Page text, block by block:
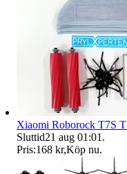
Xiaomi Roborock T7S
Sluttid21 aug 01:01 .
Pris:168 kr,Köp nu.